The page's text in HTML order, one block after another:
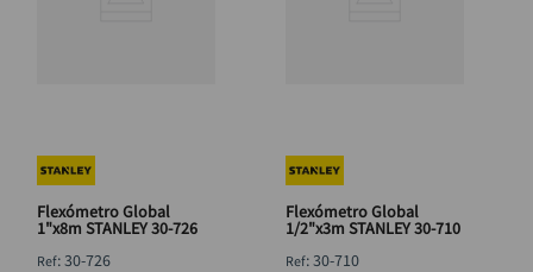
Flexómetro Global
1"x8m STANLEY 30-726
:30-726
Flexómetro Global
1/2"x3m STANLEY 30-710
:30-710